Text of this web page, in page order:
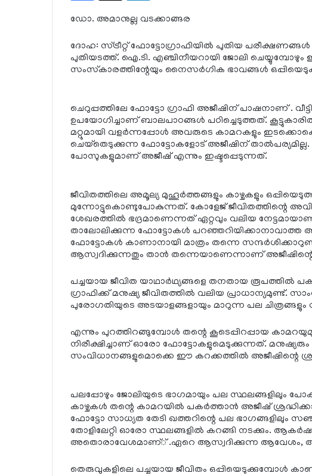
ഡോ. അമാനുല്ല വടക്കാങ്ങര
ദോഹ: സ്ട്രീറ്റ് ഫോട്ടോഗ്രാഫിയില്‍ പുതിയ
പുതിയടത്ത്. ഐ.ടി. എഞ്ചിനീയറായി ജോലി
സംസ്‌കാരത്തിന്റേയും നൈസര്‍ഗിക ഭാവങ്ങള്‍
ചെറുപ്പത്തിലേ ഫോട്ടോ ഗ്രാഫി അജീഷിന് പാഷനാണ് .
ഉപയോഗിച്ചാണ് ബാലപാഠങ്ങള്‍ പഠിച്ചെടുത്തത്.
മറ്റുമായി വളര്‍ന്നപ്പോള്‍ അവരുടെ കാമറകളും
ചെയ്‌തെടുക്കുന്ന ഫോട്ടോകളോട് അജീഷിന് താല്‍പര്യമില്ല.
പോസുകളുമാണ് അജീഷ് എന്നും ഇഷ്ടപ്പെടുന്നത്.
ജീവിതത്തിലെ അമൂല്യ മുഹൂര്‍ത്തങ്ങളും കാഴ്ചകളും
മുന്നോട്ടുകൊണ്ടുപോകുന്നത്. കോളേജ് ജീവിതത്തിന്റെ
ശേഖരത്തില്‍ ഭദ്രമാണെന്നത് ഏറ്റവും വലിയ
താലോലിക്കുന്ന ഫോട്ടോകള്‍
ഫോട്ടോകള്‍ കാണാനായി മാത്രം തന്നെ
ആസ്വദിക്കുന്നതും താന്‍ തന്നെയാണെന്നാണ് അജീഷിന്റെ
പച്ചയായ ജീവിത യാഥാര്‍ഥ്യങ്ങളെ തനതായ രൂപത്തില്‍
ഗ്രാഫിക്ക് മനുഷ്യ ജീവിതത്തില്‍ വലിയ പ്രാധാന്യമുണ്ട്.
പുരോഗതിയുടെ അടയാളങ്ങളായും മാറുന്ന പല ചിത്രങ്ങളും
എന്നും പുറത്തിറങ്ങുമ്പോള്‍ തന്റെ കൂടെപ്പിറപ്പായ
നിരീക്ഷിച്ചാണ് ഓരോ ഫോട്ടോകളുമെടുക്കുന്നത്. മനുഷ്യരും
സംവിധാനങ്ങളുമൊക്കെ ഈ കറക്കത്തില്‍ അജീഷിന്റെ
പലപ്പോഴും ജോലിയുടെ ഭാഗമായും പല സ്ഥലങ്ങളിലും
കാഴ്ചകള്‍ തന്റെ കാമറയില്‍ പകര്‍ത്താന്‍ അജീഷ്
ഫോട്ടോ സാധ്യത തേടി ഖത്തറിന്റെ പല ഭാഗങ്ങളിലും
തോളിലേറ്റി ഓരോ സ്ഥലങ്ങളില്‍ കറങ്ങി നടക്കും.
അതൊരാവേശമാണ്് .ഏറെ ആസ്വദിക്കുന്ന ആവേശം,
തെരുവുകളിലെ പച്ചയായ ജീവിതം ഒപ്പിയെടുക്കുമ്പോള്‍